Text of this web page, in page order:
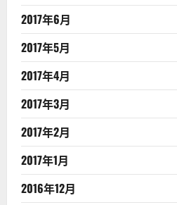
2017年6月
2017年5月
2017年4月
2017年3月
2017年2月
2017年1月
2016年12月